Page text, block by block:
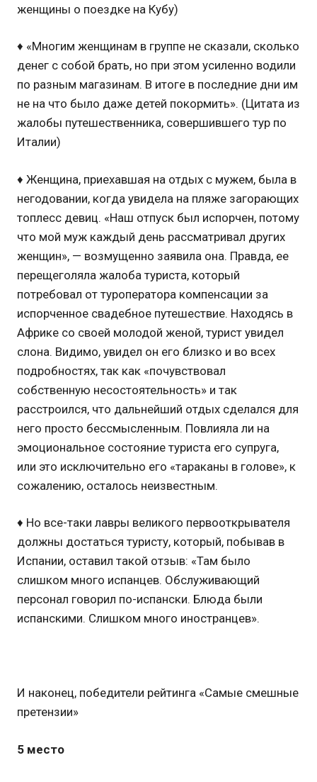
женщины о поездке на Кубу)
♦ «Многим женщинам в группе не сказали, сколько
денег с собой брать, но при этом усиленно водили
по разным магазинам. В итоге в последние дни им
не на что было даже детей покормить». (Цитата из
жалобы путешественника, совершившего тур по
Италии)
♦ Женщина, приехавшая на отдых с мужем, была в
негодовании, когда увидела на пляже загорающих
топлесс девиц. «Наш отпуск был испорчен, потому
что мой муж каждый день рассматривал других
женщин», — возмущенно заявила она. Правда, ее
перещеголяла жалоба туриста, который
потребовал от туроператора компенсации за
испорченное свадебное путешествие. Находясь в
Африке со своей молодой женой, турист увидел
слона. Видимо, увидел он его близко и во всех
подробностях, так как «почувствовал
собственную несостоятельность» и так
расстроился, что дальнейший отдых сделался для
него просто бессмысленным. Повлияла ли на
эмоциональное состояние туриста его супруга,
или это исключительно его «тараканы в голове», к
сожалению, осталось неизвестным.
♦ Но все-таки лавры великого первооткрывателя
должны достаться туристу, который, побывав в
Испании, оставил такой отзыв: «Там было
слишком много испанцев. Обслуживающий
персонал говорил по-испански. Блюда были
испанскими. Слишком много иностранцев».
И наконец, победители рейтинга «Самые смешные
претензии»
5 место